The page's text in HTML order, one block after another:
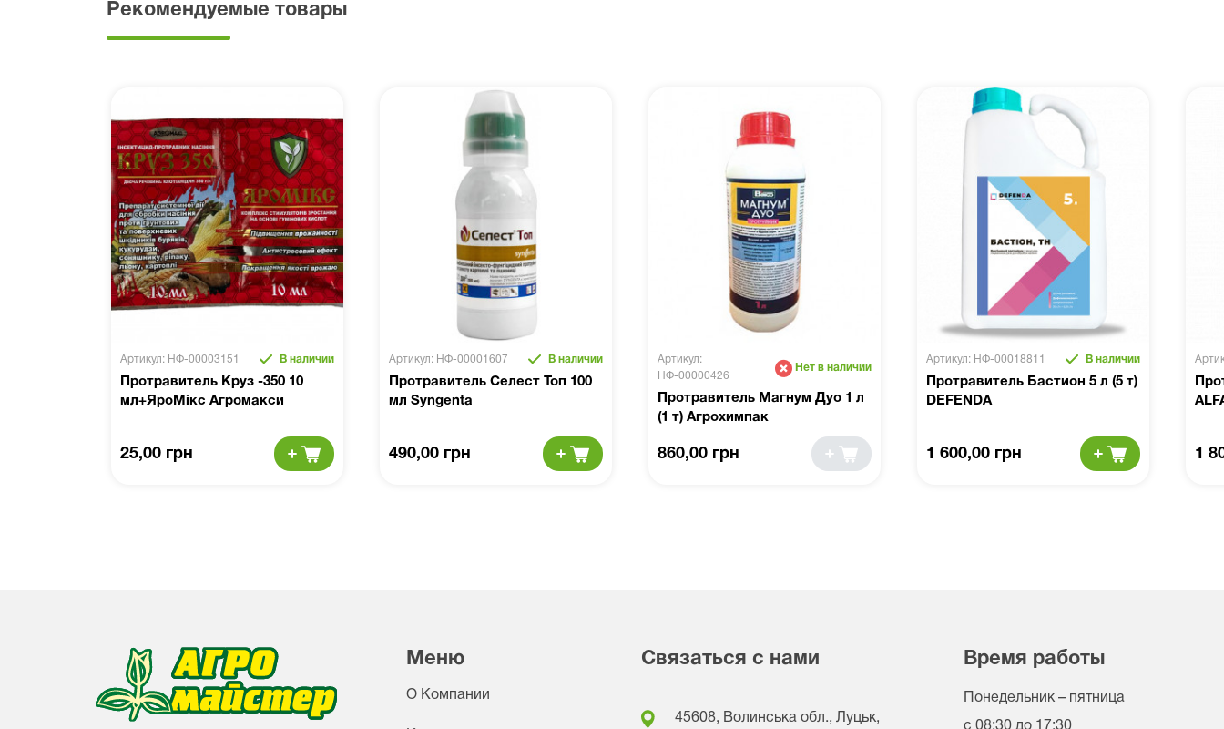
Рекомендуемые товары
Артикул: НФ-00003151 В наличии
Протравитель Круз -350 10
мл+ЯроМікс Агромакси
25,00 грн
Артикул: НФ-00001607 В наличии
Протравитель Селест Топ 100
мл Syngenta
490,00 грн
Артикул:
НФ-00000426
Нет в наличии
Протравитель Магнум Дуо 1 л
(1 т) Агрохимпак
860,00 грн
Артикул: НФ-00018811 В наличии
Протравитель Бастион 5 л (5 т)
DEFENDA
1 600,00 грн 1
Меню
О Компании
Связаться с нами
45608, Волинська обл., Луцьк,
Время работы
Понедельник – пятница
с 08:30 до 17:30